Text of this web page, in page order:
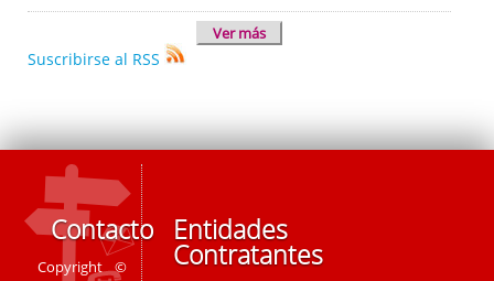
Ver más
Suscribirse al RSS
Contacto
Copyright ©
Entidades
Contratantes